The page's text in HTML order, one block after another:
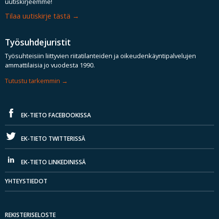
Tilaa uutiskirje tästä
Työsuhdejuristit
Työsuhteisiin liittyvien riitatilanteiden ja oikeudenkäyntipalvelujen
ammattilaisia jo vuodesta 1990.
Tutustu tarkemmin
EK-TIETO FACEBOOKISSA
EK-TIETO TWITTERISSÄ
EK-TIETO LINKEDINISSÄ
YHTEYSTIEDOT
REKISTERISELOSTE